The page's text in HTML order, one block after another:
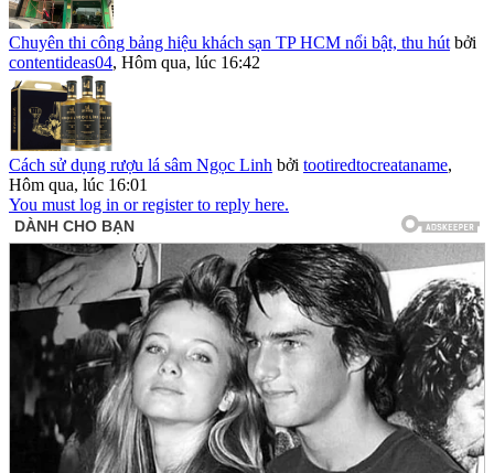
Chuyên thi công bảng hiệu khách sạn TP HCM nổi bật, thu hút bởi
contentideas04, Hôm qua, lúc 16:42
Cách sử dụng rượu lá sâm Ngọc Linh bởi tootiredtocreataname,
Hôm qua, lúc 16:01
You must log in or register to reply here.